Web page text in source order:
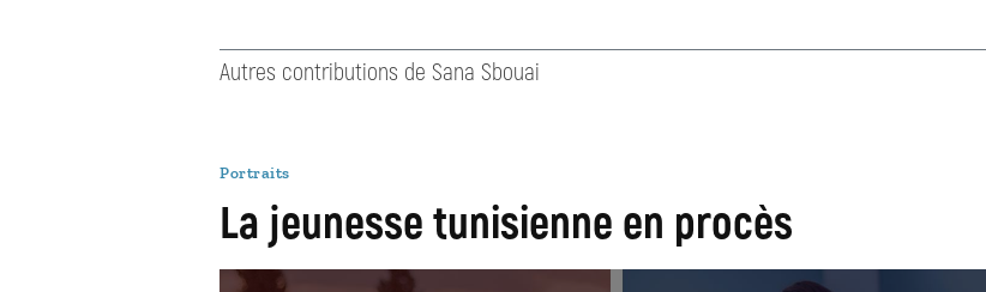
Autres contributions de Sana Sbouai
Portraits
La jeunesse tunisienne en procès